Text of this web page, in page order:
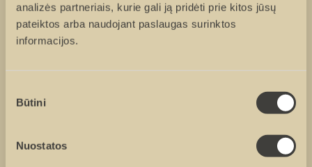
analizės partneriais, kurie gali ją pridėti prie kitos jūsų
pateiktos arba naudojant paslaugas surinktos
informacijos.
pasirinkimas
Būtini
Nuostatos
Žinutė